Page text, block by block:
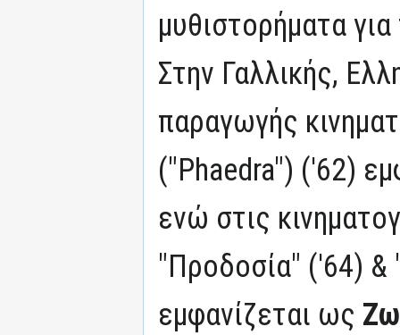
μυθιστορήματα
Στην Γαλλικής,
παραγωγής
("Phaedra") ('62)
ενώ στις
"Προδοσία" ('64)
εμφανίζεται ως